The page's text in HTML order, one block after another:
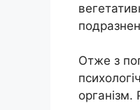
Отже з
організм.